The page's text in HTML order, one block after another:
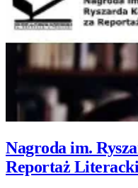
Nagroda im.
Reportaż Literacki